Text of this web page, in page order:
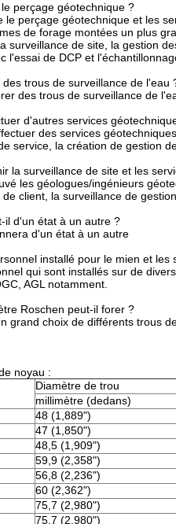
perçage géotechnique ?
le perçage géotechnique et les
de forage montées un plus
surveillance de site, la gestion
l'essai de DCP et
trous de surveillance de l'eau
des trous de surveillance de
d'autres services
des services
service, la création de gestion
la surveillance de site et les
les géologues/ingénieurs
client, la surveillance de
il d'un état à un autre ?
d'un état à un autre
installé pour le mien et les
qui sont installés sur de
AGL notamment.
Roschen peut-il forer ?
grand choix de différents trous
noyau :
Diamètre de trou
millimètre (dedans)
48 (1,889")
47 (1,850")
48,5 (1,909")
59,9 (2,358")
56,8 (2,236")
60 (2,362")
75,7 (2,980")
75,7 (2,980")